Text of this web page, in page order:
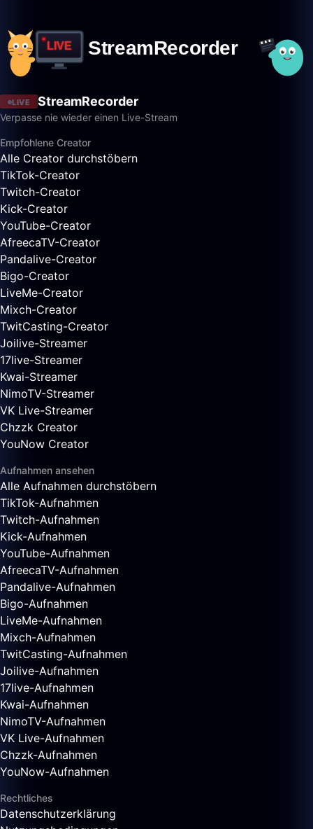
LIVE StreamRecorder
Verpasse nie wieder einen Live-Stream
Empfohlene Creator
Alle Creator durchstöbern
TikTok-Creator
Twitch-Creator
Kick-Creator
YouTube-Creator
AfreecaTV-Creator
Pandalive-Creator
Bigo-Creator
LiveMe-Creator
Mixch-Creator
TwitCasting-Creator
Joilive-Streamer
17live-Streamer
Kwai-Streamer
NimoTV-Streamer
VK Live-Streamer
Chzzk Creator
YouNow Creator
Aufnahmen ansehen
Alle Aufnahmen durchstöbern
TikTok-Aufnahmen
Twitch-Aufnahmen
Kick-Aufnahmen
YouTube-Aufnahmen
AfreecaTV-Aufnahmen
Pandalive-Aufnahmen
Bigo-Aufnahmen
LiveMe-Aufnahmen
Mixch-Aufnahmen
TwitCasting-Aufnahmen
Joilive-Aufnahmen
17live-Aufnahmen
Kwai-Aufnahmen
NimoTV-Aufnahmen
VK Live-Aufnahmen
Chzzk-Aufnahmen
YouNow-Aufnahmen
Rechtliches
Datenschutzerklärung